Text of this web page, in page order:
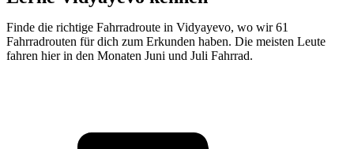
Finde die richtige Fahrradroute in Vidyayevo, wo wir 61
Fahrradrouten für dich zum Erkunden haben. Die meisten Leute
fahren hier in den Monaten Juni und Juli Fahrrad.